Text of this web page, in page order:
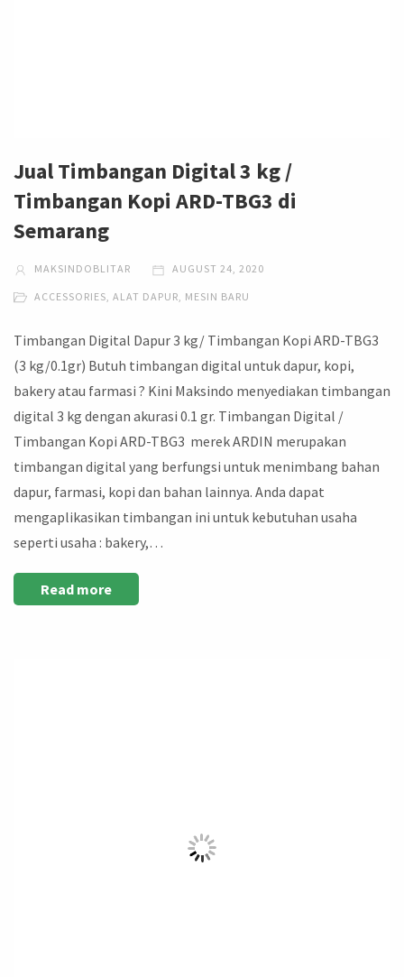
Jual Timbangan Digital 3 kg /
Timbangan Kopi ARD-TBG3 di
Semarang
MAKSINDOBLITAR AUGUST 24, 2020
ACCESSORIES ALAT DAPUR MESIN BARU
Timbangan Digital Dapur 3 kg/ Timbangan Kopi ARD-TBG3
(3 kg/0.1gr) Butuh timbangan digital untuk dapur, kopi,
bakery atau farmasi ? Kini Maksindo menyediakan timbangan
digital 3 kg dengan akurasi 0.1 gr. Timbangan Digital /
Timbangan Kopi ARD-TBG3 merek ARDIN merupakan
timbangan digital yang berfungsi untuk menimbang bahan
dapur, farmasi, kopi dan bahan lainnya. Anda dapat
mengaplikasikan timbangan ini untuk kebutuhan usaha
seperti usaha : bakery,…
Read more